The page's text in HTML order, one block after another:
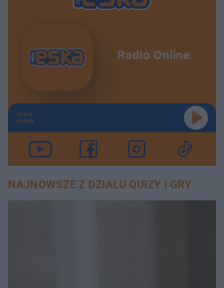
Radio Online
TERAZ
GRAMY
NAJNOWSZE Z DZIAŁU QUIZY I GRY